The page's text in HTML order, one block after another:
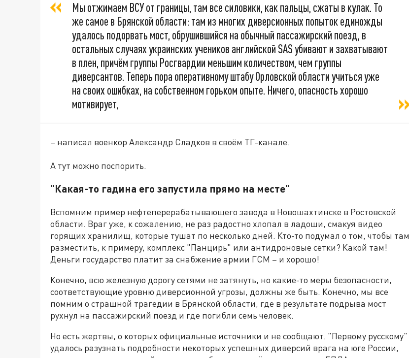
Мы отжимаем ВСУ от границы, там все силовики, как пальцы, сжаты в кулак. То
же самое в Брянской области: там из многих диверсионных попыток единожды
удалось подорвать мост, обрушившийся на обычный пассажирский поезд, в
остальных случаях украинских учеников английской SAS убивают и захватывают
в плен, причём группы Росгвардии меньшим количеством, чем группы
диверсантов. Теперь пора оперативному штабу Орловской области учиться уже
на своих ошибках, на собственном горьком опыте. Ничего, опасность хорошо
мотивирует,
– написал военкор Александр Сладков в своём ТГ-канале.
А тут можно поспорить.
"Какая-то гадина его запустила прямо на месте"
Вспомним пример нефтеперерабатывающего завода в Новошахтинске в Ростовской
области. Враг уже, к сожалению, не раз радостно хлопал в ладоши, смакуя видео
горящих хранилищ, которые тушат по несколько дней. Кто-то подумал о том, чтобы там
разместить, к примеру, комплекс "Панцирь" или антидроновые сетки? Какой там!
Деньги государство платит за снабжение армии ГСМ – и хорошо!
Конечно, всю железную дорогу сетями не затянуть, но какие-то меры безопасности,
соответствующие уровню диверсионной угрозы, должны же быть. Конечно, мы все
помним о страшной трагедии в Брянской области, где в результате подрыва мост
рухнул на пассажирский поезд и где погибли семь человек.
Но есть жертвы, о которых официальные источники и не сообщают. "Первому русскому"
удалось разузнать подробности некоторых успешных диверсий врага на юге России,